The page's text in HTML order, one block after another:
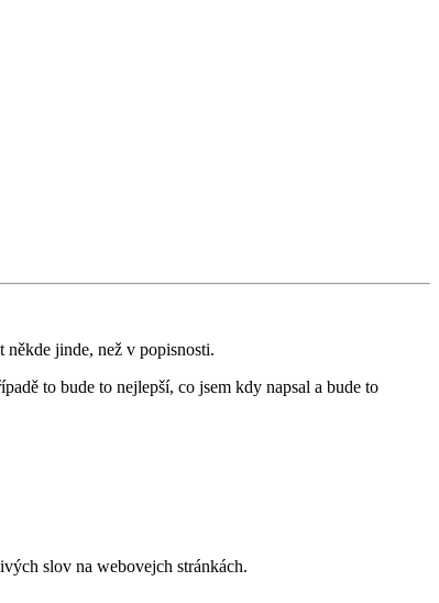
někde jinde, než v popisnosti.
to bude to nejlepší, co jsem kdy napsal a bude to
slov na webovejch stránkách.